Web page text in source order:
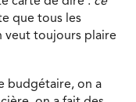
que tous les
veut toujours plaire
budgétaire, on a